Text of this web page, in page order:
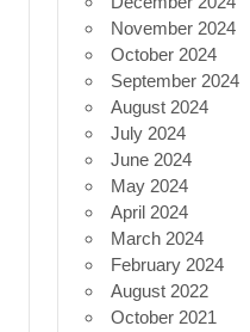
November 2024
October 2024
September 2024
August 2024
July 2024
June 2024
May 2024
April 2024
March 2024
February 2024
August 2022
October 2021